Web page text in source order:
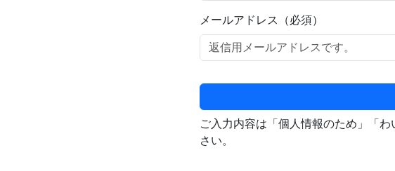
メールアドレス（必須）
ご入力内容は「個人情報のため」「
さい。